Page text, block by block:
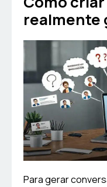
realmente
Para gerar